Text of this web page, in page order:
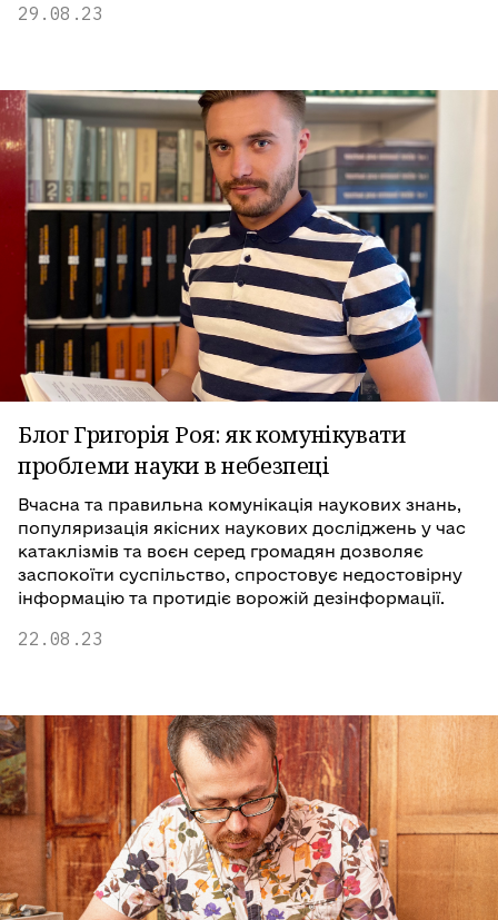
29.08.23
Блог Григорія Роя: як комунікувати
проблеми науки в небезпеці
Вчасна та правильна комунікація наукових знань,
популяризація якісних наукових досліджень у час
катаклізмів та воєн серед громадян дозволяє
заспокоїти суспільство, спростовує недостовірну
інформацію та протидіє ворожій дезінформації.
22.08.23